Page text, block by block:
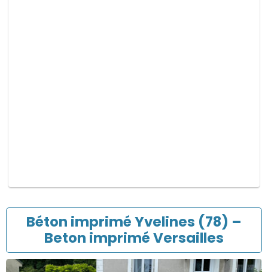
Béton imprimé Yvelines (78) –
Beton imprimé Versailles